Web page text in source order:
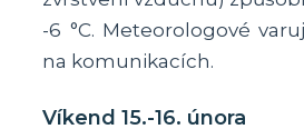
-6 °C. Meteorologové
na komunikacích.
Víkend 15.-16. února